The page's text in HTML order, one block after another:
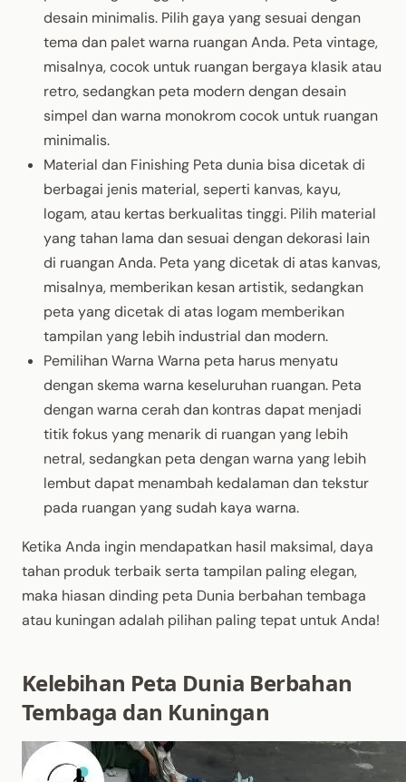
desain minimalis. Pilih gaya yang sesuai dengan
tema dan palet warna ruangan Anda. Peta vintage,
misalnya, cocok untuk ruangan bergaya klasik atau
retro, sedangkan peta modern dengan desain
simpel dan warna monokrom cocok untuk ruangan
minimalis.
Material dan Finishing Peta dunia bisa dicetak di
berbagai jenis material, seperti kanvas, kayu,
logam, atau kertas berkualitas tinggi. Pilih material
yang tahan lama dan sesuai dengan dekorasi lain
di ruangan Anda. Peta yang dicetak di atas kanvas,
misalnya, memberikan kesan artistik, sedangkan
peta yang dicetak di atas logam memberikan
tampilan yang lebih industrial dan modern.
Pemilihan Warna Warna peta harus menyatu
dengan skema warna keseluruhan ruangan. Peta
dengan warna cerah dan kontras dapat menjadi
titik fokus yang menarik di ruangan yang lebih
netral, sedangkan peta dengan warna yang lebih
lembut dapat menambah kedalaman dan tekstur
pada ruangan yang sudah kaya warna.
Ketika Anda ingin mendapatkan hasil maksimal, daya
tahan produk terbaik serta tampilan paling elegan,
maka hiasan dinding peta Dunia berbahan tembaga
atau kuningan adalah pilihan paling tepat untuk Anda!
Kelebihan Peta Dunia Berbahan
Tembaga dan Kuningan